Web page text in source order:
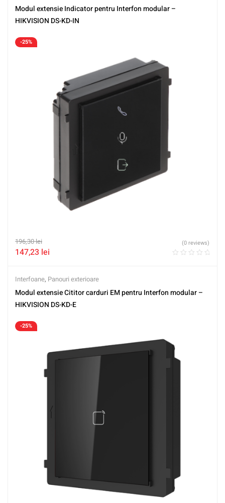
Modul extensie Indicator pentru Interfon modular –
HIKVISION DS-KD-IN
-25%
196,30lei
147,23 lei
(0 reviews)
Interfoane, Panouri exterioare
Modul extensie Cititor carduri EM pentru Interfon modular –
HIKVISION DS-KD-E
-25%